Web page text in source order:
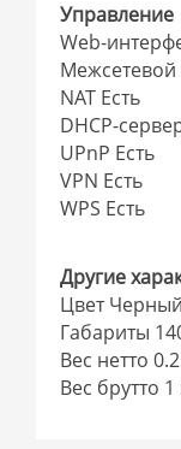
Управление
Web-
Межсетевой
NAT Есть
DHCP-
UPnP Есть
VPN Есть
WPS Есть
Другие
Цвет Черный
Габариты
Вес нетто
Вес брутто 1